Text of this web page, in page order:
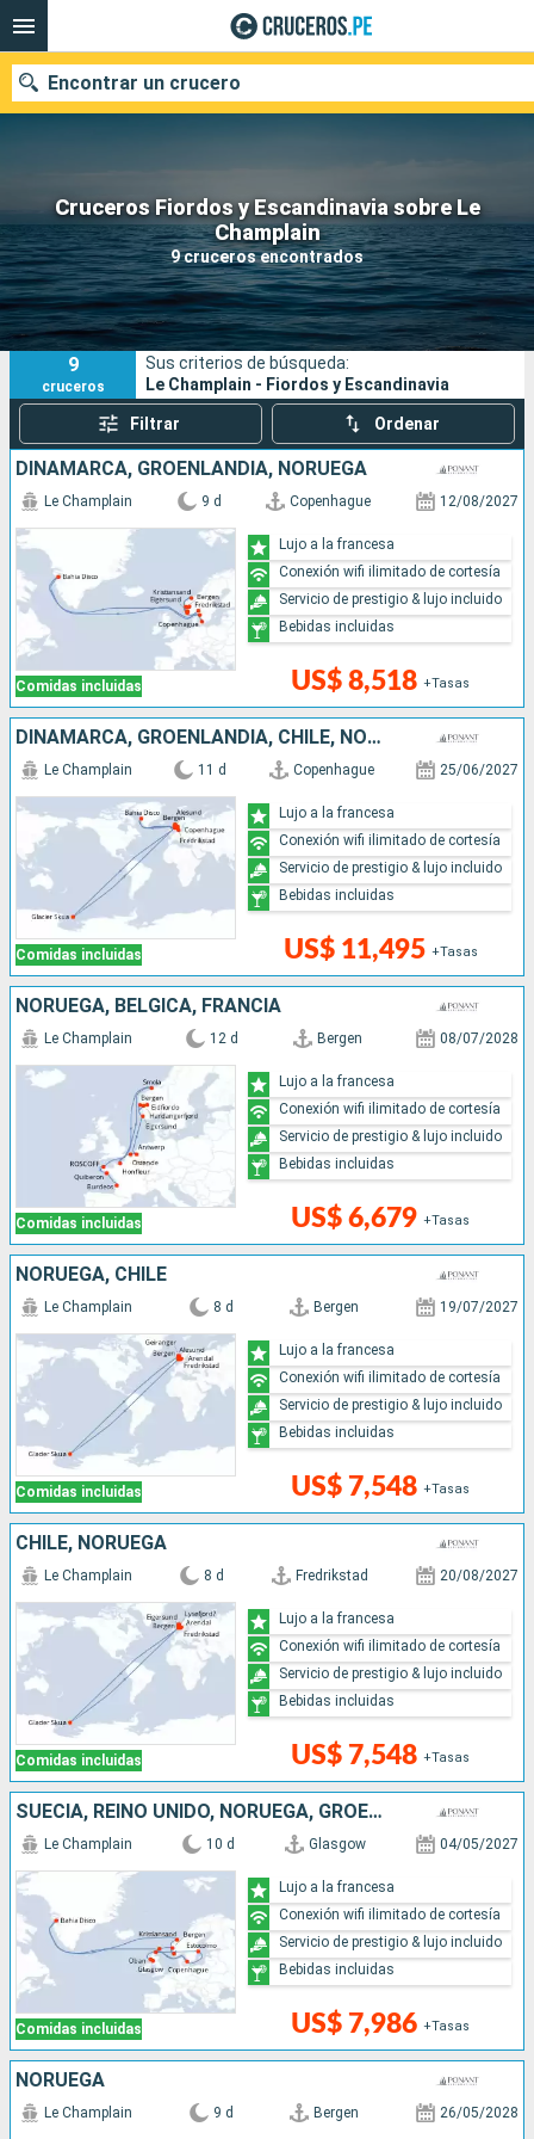
Cruceros Fiordos y Escandinavia sobre Le
Champlain
9 cruceros encontrados
Encontrar un crucero
Nuestros destinos
Fecha de salida
Puertos Compañías
Buscar
9
cruceros
Sus criterios de búsqueda:
Le Champlain - Fiordos y Escandinavia
Filtrar Ordenar
DINAMARCA, GROENLANDIA, NORUEGA
Comidas incluidas
Le Champlain 9 d Copenhague 12/08/2027
US$ 8,518 +Tasas
Lujo a la francesa
Conexión wifi ilimitado de cortesía
Servicio de prestigio & lujo incluido
Bebidas incluidas
DINAMARCA, GROENLANDIA, CHILE, NORUEGA
Comidas incluidas
Le Champlain 11 d Copenhague 25/06/2027
US$ 11,495 +Tasas
Lujo a la francesa
Conexión wifi ilimitado de cortesía
Servicio de prestigio & lujo incluido
Bebidas incluidas
NORUEGA, BÉLGICA, FRANCIA
Comidas incluidas
Le Champlain 12 d Bergen 08/07/2028
US$ 6,679 +Tasas
Lujo a la francesa
Conexión wifi ilimitado de cortesía
Servicio de prestigio & lujo incluido
Bebidas incluidas
NORUEGA, CHILE
Comidas incluidas
Le Champlain 8 d Bergen 19/07/2027
US$ 7,548 +Tasas
Lujo a la francesa
Conexión wifi ilimitado de cortesía
Servicio de prestigio & lujo incluido
Bebidas incluidas
CHILE, NORUEGA
Comidas incluidas
Le Champlain 8 d Fredrikstad 20/08/2027
US$ 7,548 +Tasas
Lujo a la francesa
Conexión wifi ilimitado de cortesía
Servicio de prestigio & lujo incluido
Bebidas incluidas
SUECIA, REINO UNIDO, NORUEGA, GROENLANDIA, DINAMARCA
Comidas incluidas
Le Champlain 10 d Glasgow 04/05/2027
US$ 7,986 +Tasas
Lujo a la francesa
Conexión wifi ilimitado de cortesía
Servicio de prestigio & lujo incluido
Bebidas incluidas
NORUEGA
Le Champlain 9 d Bergen 26/05/2028